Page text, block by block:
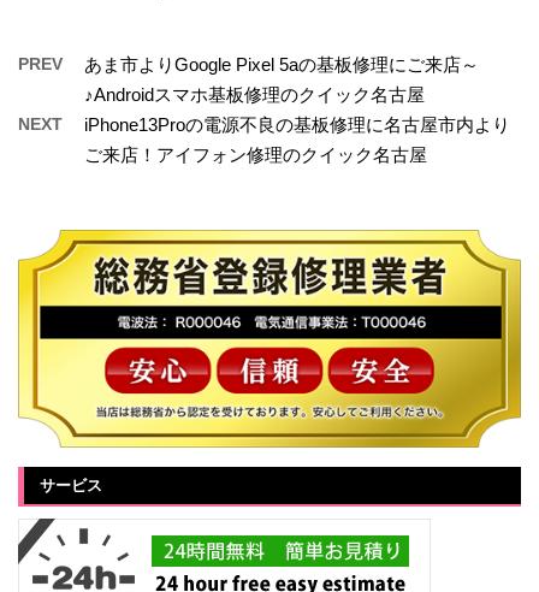
PREV
あま市よりGoogle Pixel 5aの基板修理にご来店～
♪Androidスマホ基板修理のクイック名古屋
NEXT
iPhone13Proの電源不良の基板修理に名古屋市内より
ご来店！アイフォン修理のクイック名古屋
サービス